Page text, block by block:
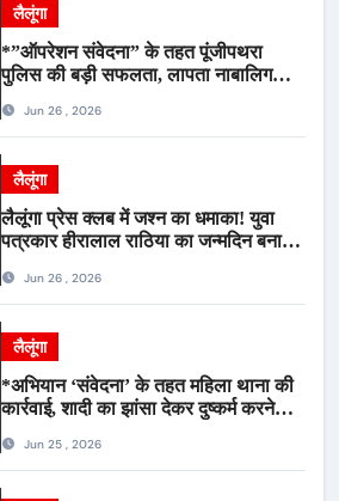
लैलूंगा
*”ऑपरेशन संवेदना” के तहत पूंजीपथरा
पुलिस की बड़ी सफलता, लापता नाबालिग
आरोपी गिरफ्तार*
Jun 26 , 2026
लैलूंगा
लैलूंगा प्रेस क्लब में जश्न का धमाका! युवा
पत्रकार हीरालाल राठिया का जन्मदिन बना
स्वरJun 26 , 2026
लैलूंगा
*अभियान ‘संवेदना’ के तहत महिला थाना की
कार्रवाई, शादी का झांसा देकर दुष्कर्म करने
Jun 25 , 2026